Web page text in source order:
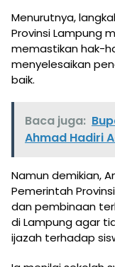
Menurutnya,
Provinsi Lampung
memastikan hak-
menyelesaikan
baik.
Baca juga:
Ahmad Hadiri
Namun demikian,
Pemerintah
dan pembinaan
di Lampung agar
ijazah terhadap